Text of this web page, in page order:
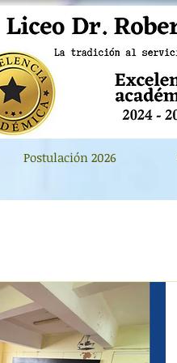
Postulación 2026